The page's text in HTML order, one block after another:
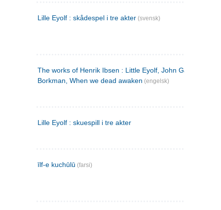
Lille Eyolf : skådespel i tre akter (svensk)
The works of Henrik Ibsen : Little Eyolf, John Gabriel
Borkman, When we dead awaken (engelsk)
Lille Eyolf : skuespill i tre akter
īlf-e kuchūlū (farsi)